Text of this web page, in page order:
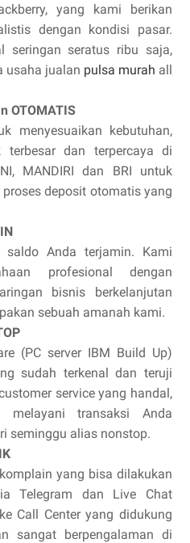
yang kami berikan
dengan kondisi pasar.
seringan seratus ribu saja,
usaha jualan pulsa murah all
OTOMATIS
menyesuaikan kebutuhan,
terbesar dan terpercaya di
MANDIRI dan BRI untuk
deposit otomatis yang
saldo Anda terjamin. Kami
profesional dengan
bisnis berkelanjutan
sebuah amanah kami.
(PC server IBM Build Up)
sudah terkenal dan teruji
service yang handal,
melayani transaksi Anda
seminggu alias nonstop.
yang bisa dilakukan
Telegram dan Live Chat
Call Center yang didukung
sangat berpengalaman di